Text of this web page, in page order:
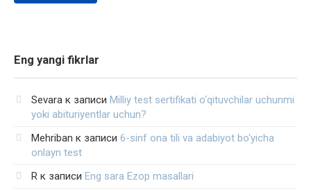
Eng yangi fikrlar
Sevara к записи Milliy test sertifikati o‘qituvchilar uchunmi
yoki abituriyentlar uchun?
Mehriban к записи 6-sinf ona tili va adabiyot bo‘yicha
onlayn test
R к записи Eng sara Ezop masallari